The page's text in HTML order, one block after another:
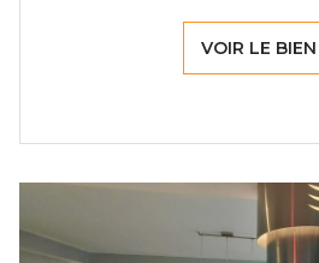
VOIR LE BIEN